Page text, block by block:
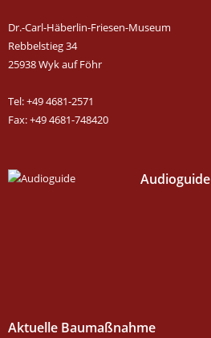
Dr.-Carl-Häberlin-Friesen-Museum
Rebbelstieg 34
25938 Wyk auf Föhr
Tel: +49 4681-2571
Fax: +49 4681-748420
Audioguide
Aktuelle Baumaßnahme